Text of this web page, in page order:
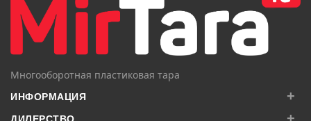
Многооборотная пластиковая тара
ИНФОРМАЦИЯ +